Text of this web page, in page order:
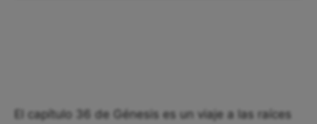
El capítulo 36 de Génesis es un viaje a las raíces